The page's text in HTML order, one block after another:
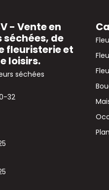
- Vente en
de
fleuristerie et
loisirs.
séchées
32